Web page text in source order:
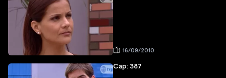
16/09/2010
Cap: 387